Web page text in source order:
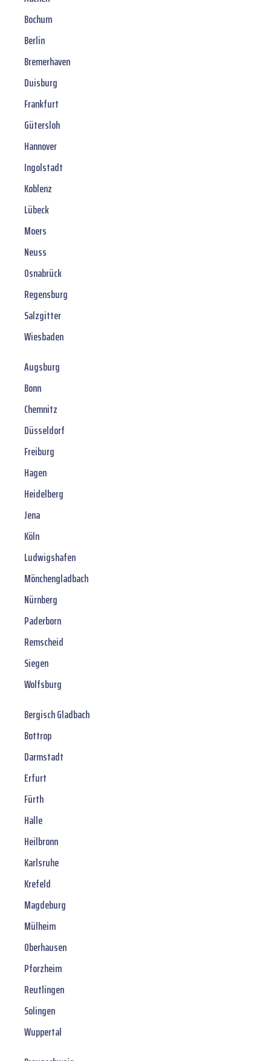
Bochum
Berlin
Bremerhaven
Duisburg
Frankfurt
Gütersloh
Hannover
Ingolstadt
Koblenz
Lübeck
Moers
Neuss
Osnabrück
Regensburg
Salzgitter
Wiesbaden
Augsburg
Bonn
Chemnitz
Düsseldorf
Freiburg
Hagen
Heidelberg
Jena
Köln
Ludwigshafen
Mönchengladbach
Nürnberg
Paderborn
Remscheid
Siegen
Wolfsburg
Bergisch Gladbach
Bottrop
Darmstadt
Erfurt
Fürth
Halle
Heilbronn
Karlsruhe
Krefeld
Magdeburg
Mülheim
Oberhausen
Pforzheim
Reutlingen
Solingen
Wuppertal